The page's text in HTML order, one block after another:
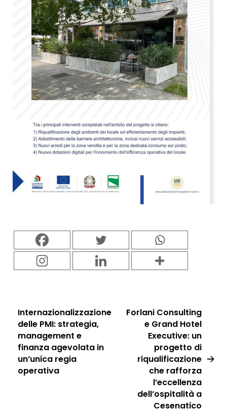
Internazionalizzazione
delle PMI: strategia,
management e
finanza agevolata in
un’unica regia
operativa
Forlani Consulting
e Grand Hotel
Executive: un
progetto di
riqualificazione
che rafforza
l’eccellenza
dell’ospitalità a
Cesenatico